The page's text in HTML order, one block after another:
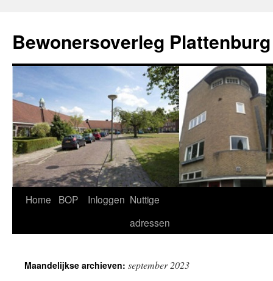
de
inhoud
Bewonersoverleg Plattenburg
Home BOP Inloggen Nuttige
adressen
Maandelijkse archieven: september 2023